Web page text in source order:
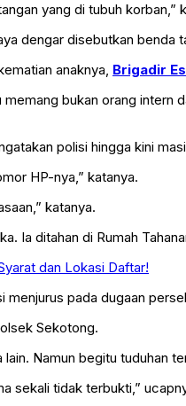
yang di tubuh korban,”
dengar disebutkan benda
anaknya, Brigadir
bukan orang
polisi hingga kini
HP-nya,” katanya.
katanya.
Ia ditahan di Rumah
dan Lokasi Daftar!
pada dugaan
Sekotong.
Namun begitu tuduhan
sekali tidak terbukti,”